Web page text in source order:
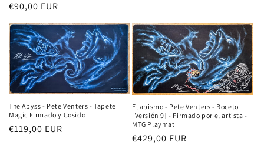
Precio
€90,00 EUR
The Abyss - Pete Venters - Tapete
Magic Firmado y Cosido
Precio
€119,00 EUR
El abismo - Pete Venters - Boceto
[Versión 9] - Firmado por el artista -
MTG Playmat
Precio
€429,00 EUR